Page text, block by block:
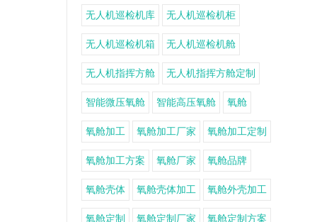
无人机巡检机库 无人机巡检机柜
无人机巡检机箱 无人机巡检机舱
无人机指挥方舱 无人机指挥方舱定制
智能微压氧舱 智能高压氧舱 氧舱
氧舱加工 氧舱加工厂家 氧舱加工定制
氧舱加工方案 氧舱厂家 氧舱品牌
氧舱壳体 氧舱壳体加工 氧舱外壳加工
氧舱定制 氧舱定制厂家 氧舱定制方案